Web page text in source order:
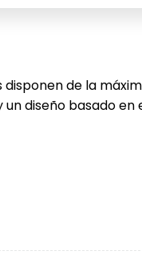
de la
diseño basado